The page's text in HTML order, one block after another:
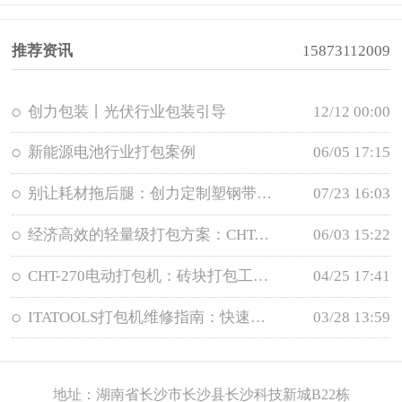
推荐资讯 15873112009
创力包装丨光伏行业包装引导 12/12 00:00
新能源电池行业打包案例 06/05 17:15
别让耗材拖后腿：创力定制塑钢带，为您的打包效率“铸骨” 07/23 16:03
经济高效的轻量级打包方案：CHT-300电动打包机，初创企业与轻工业的性价比之选 06/03 15:22
CHT-270电动打包机：砖块打包工具的高效选择，专业电动打包机厂家 04/25 17:41
ITATOOLS打包机维修指南：快速解决束紧打滑、熔接不良问题 03/28 13:59
地址：湖南省长沙市长沙县长沙科技新城B22栋